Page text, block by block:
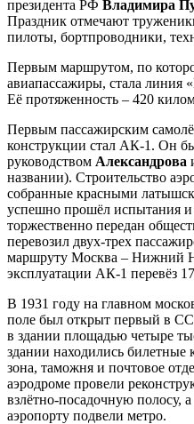
президента РФ Владимира
Праздник отмечают
пилоты, бортпроводники,
Первым маршрутом, по
авиапассажиры, стала
Её протяженность – 420
Первым пассажирским
конструкции стал АК-1. Он
руководством Александрова
названии). Строительство
собранные красными
успешно прошёл испытания
торжественно передан
перевозил двух-трех
маршруту Москва – Нижний
эксплуатации АК-1 перевёз
В 1931 году на главном
поле был открыт первый в
в здании площадью четыре
здании находились билетные
зона, таможня и почтовое
аэродроме провели
взлётно-посадочную полосу,
аэропорту подвели метро.